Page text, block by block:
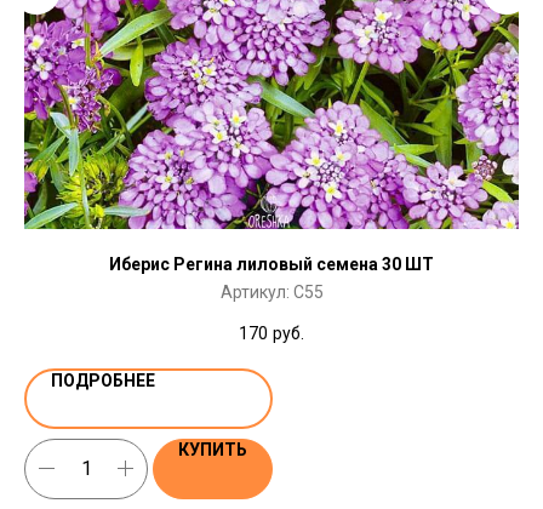
Иберис Регина лиловый семена 30 ШТ
Артикул: C55
170 руб.
ПОДРОБНЕЕ
КУПИТЬ